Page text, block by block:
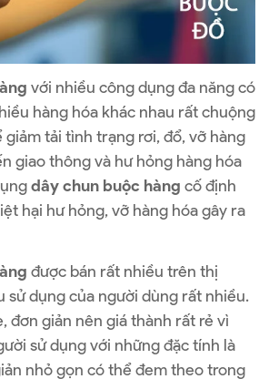
với nhiều công dụng đa năng có
hàng hóa khác nhau rất chuộng
giảm tải tình trạng rơi, đổ, vỡ hàng
giao thông và hư hỏng hàng hóa
dây chun buộc hàng cố định
hại hư hỏng, vỡ hàng hóa gây ra
được bán rất nhiều trên thị
sử dụng của người dùng rất nhiều.
đơn giản nên giá thành rất rẻ vì
sử dụng với những đặc tính là
nhỏ gọn có thể đem theo trong